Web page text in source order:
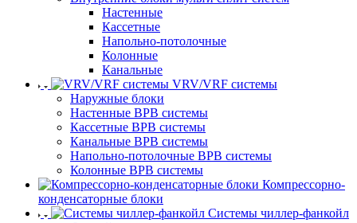
Настенные
Кассетные
Напольно-потолочные
Колонные
Канальные
VRV/VRF системы
Наружные блоки
Настенные ВРВ системы
Кассетные ВРВ системы
Канальные ВРВ системы
Напольно-потолочные ВРВ системы
Колонные ВРВ системы
Компрессорно-
конденсаторные блоки
Системы чиллер-фанкойл